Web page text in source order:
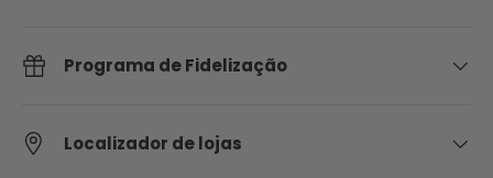
Programa de Fidelização
Localizador de lojas